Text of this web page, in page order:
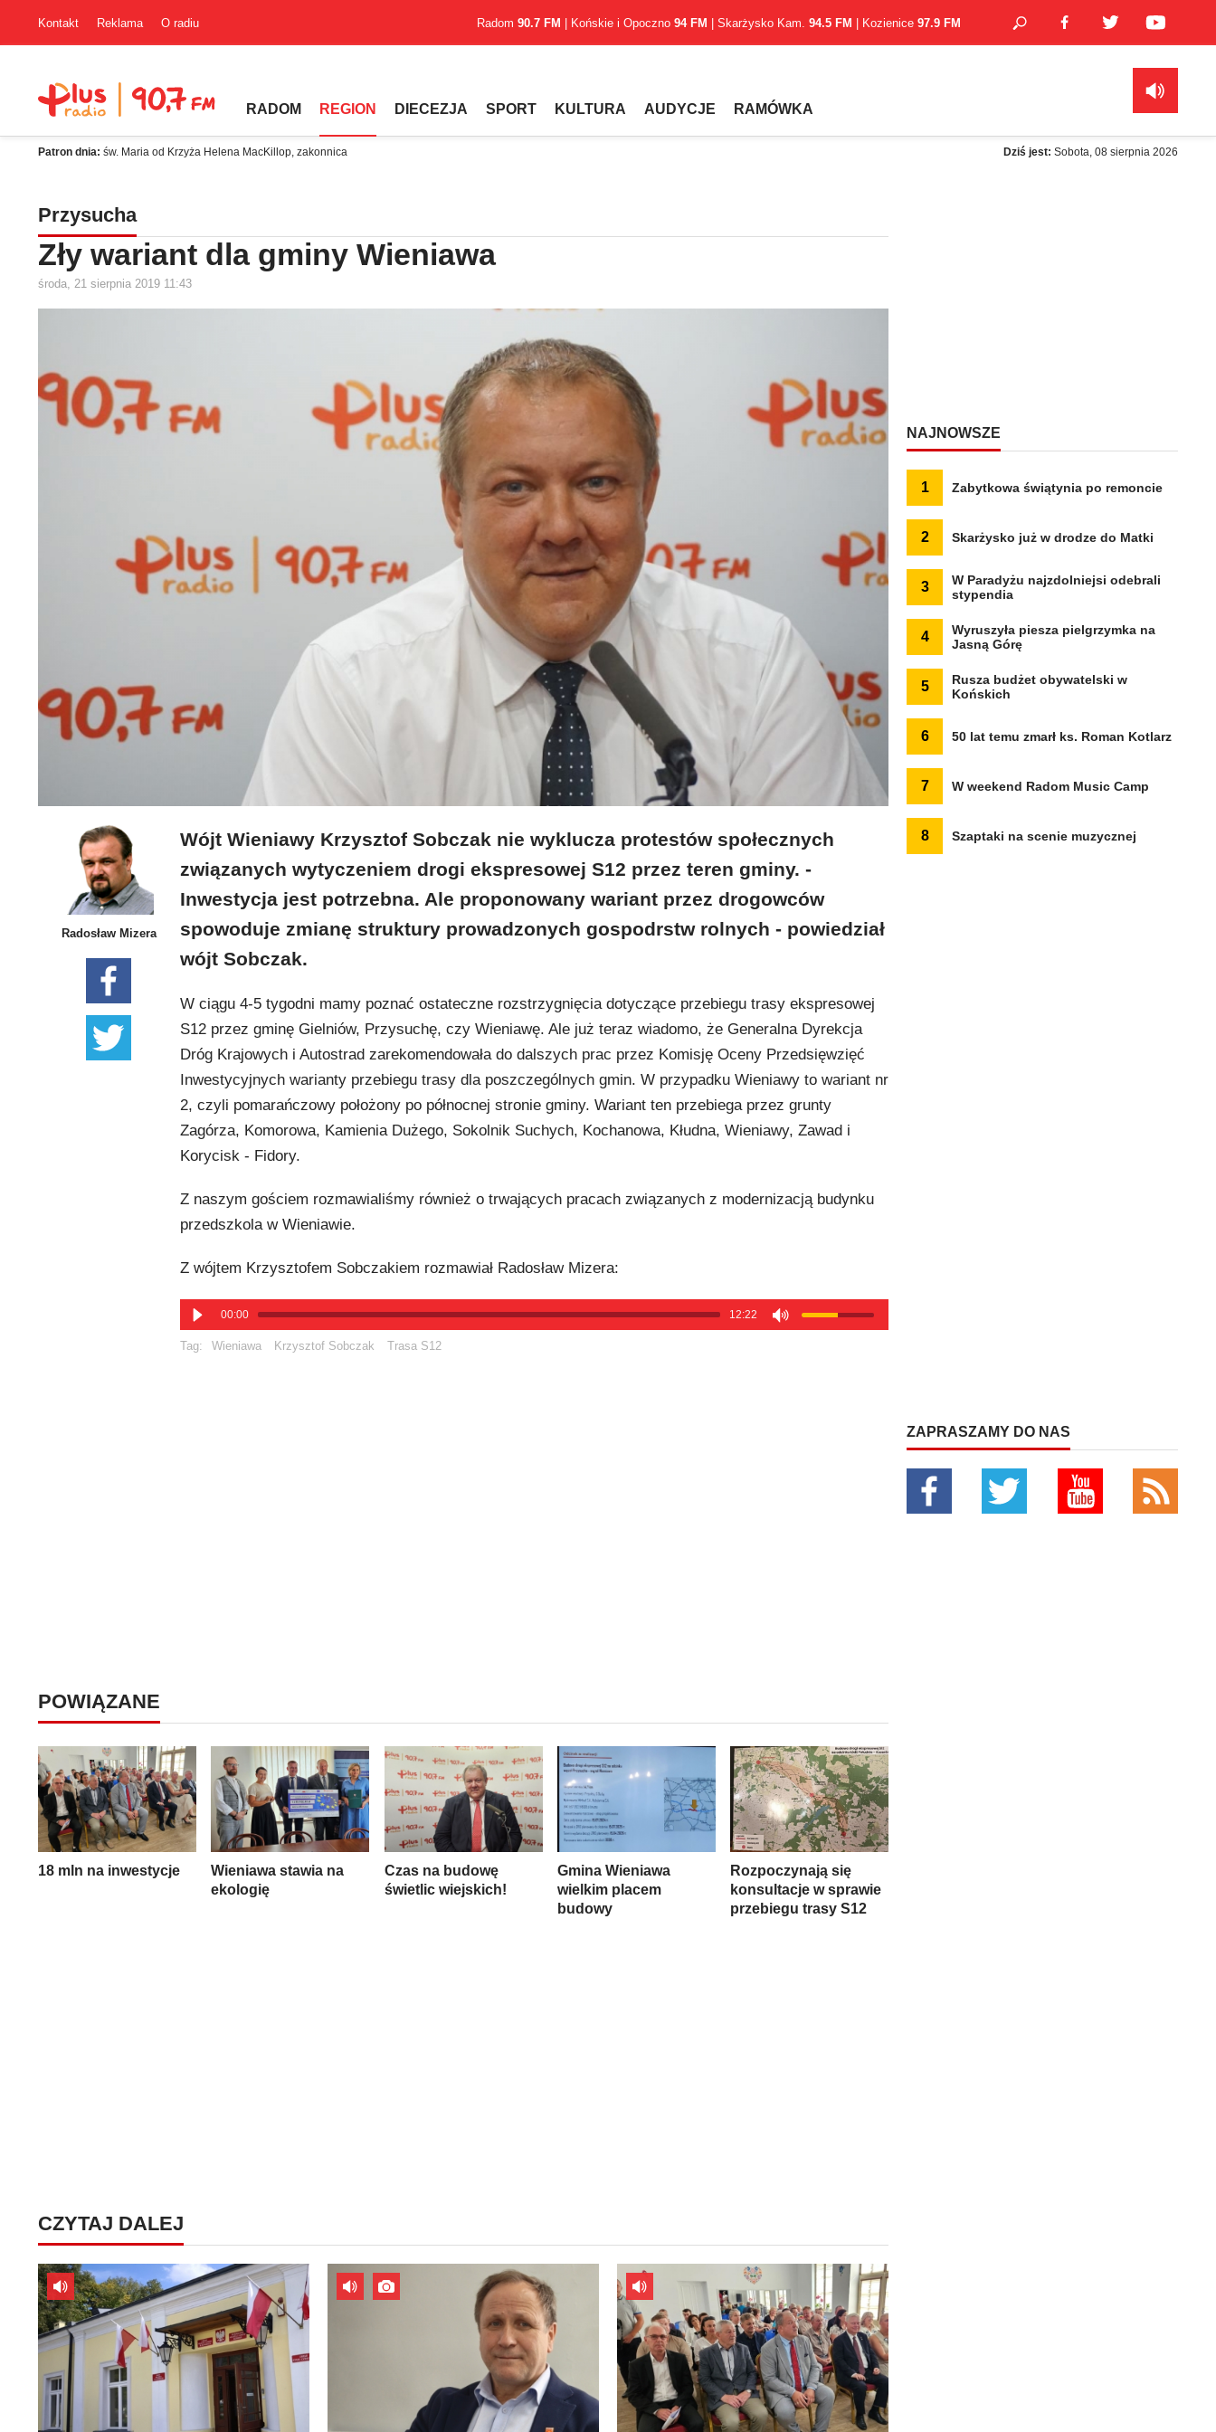
Kontakt Reklama O radiu Radom 90.7 FM | Końskie i Opoczno 94 FM | Skarżysko Kam. 94.5 FM | Kozienice 97.9 FM
RADOM REGION DIECEZJA SPORT KULTURA AUDYCJE RAMÓWKA
Patron dnia: św. Maria od Krzyża Helena MacKillop, zakonnica Dziś jest: Sobota, 08 sierpnia 2026
Przysucha
Zły wariant dla gminy Wieniawa
środa, 21 sierpnia 2019 11:43
Radosław Mizera
Wójt Wieniawy Krzysztof Sobczak nie wyklucza protestów społecznych
związanych wytyczeniem drogi ekspresowej S12 przez teren gminy. -
Inwestycja jest potrzebna. Ale proponowany wariant przez drogowców
spowoduje zmianę struktury prowadzonych gospodrstw rolnych - powiedział
wójt Sobczak.
W ciągu 4-5 tygodni mamy poznać ostateczne rozstrzygnięcia dotyczące przebiegu trasy ekspresowej
S12 przez gminę Gielniów, Przysuchę, czy Wieniawę. Ale już teraz wiadomo, że Generalna Dyrekcja
Dróg Krajowych i Autostrad zarekomendowała do dalszych prac przez Komisję Oceny Przedsięwzięć
Inwestycyjnych warianty przebiegu trasy dla poszczególnych gmin. W przypadku Wieniawy to wariant nr
2, czyli pomarańczowy położony po północnej stronie gminy. Wariant ten przebiega przez grunty
Zagórza, Komorowa, Kamienia Dużego, Sokolnik Suchych, Kochanowa, Kłudna, Wieniawy, Zawad i
Korycisk - Fidory.
Z naszym gościem rozmawialiśmy również o trwających pracach związanych z modernizacją budynku
przedszkola w Wieniawie.
Z wójtem Krzysztofem Sobczakiem rozmawiał Radosław Mizera:
00:00 12:22
Tag: Wieniawa Krzysztof Sobczak Trasa S12
POWIĄZANE
18 mln na inwestycje
Wieniawa stawia na
ekologię
Czas na budowę
świetlic wiejskich!
Gmina Wieniawa
wielkim placem
budowy
Rozpoczynają się
konsultacje w sprawie
przebiegu trasy S12
CZYTAJ DALEJ
NAJNOWSZE
1 Zabytkowa świątynia po remoncie
2 Skarżysko już w drodze do Matki
3
W Paradyżu najzdolniejsi odebrali
stypendia
4
Wyruszyła piesza pielgrzymka na
Jasną Górę
5
Rusza budżet obywatelski w
Końskich
6 50 lat temu zmarł ks. Roman Kotlarz
7 W weekend Radom Music Camp
8 Szaptaki na scenie muzycznej
ZAPRASZAMY DO NAS